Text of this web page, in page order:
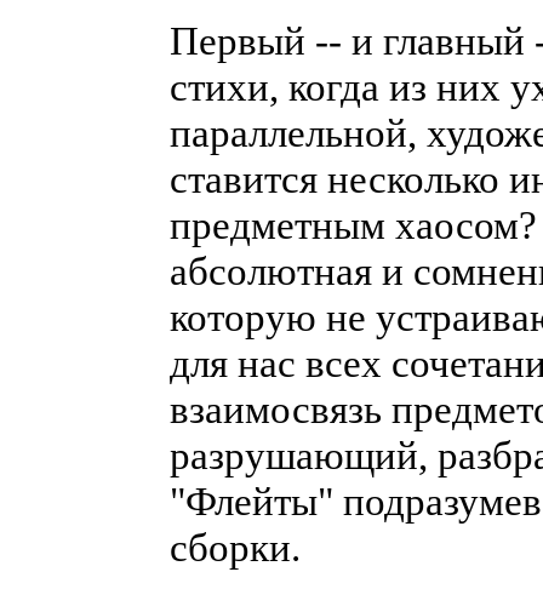
Первый -- и главный
стихи, когда из них
параллельной,
ставится несколько
предметным
абсолютная и
которую не
для нас всех
взаимосвязь
разрушающий,
"Флейты"
сборки.